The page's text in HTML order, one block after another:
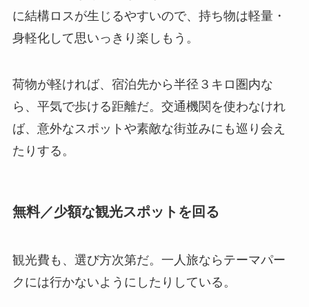
に結構ロスが生じるやすいので、持ち物は軽量・
身軽化して思いっきり楽しもう。
荷物が軽ければ、宿泊先から半径３キロ圏内な
ら、平気で歩ける距離だ。交通機関を使わなけれ
ば、意外なスポットや素敵な街並みにも巡り会え
たりする。
無料／少額な観光スポットを回る
観光費も、選び方次第だ。一人旅ならテーマパー
クには行かないようにしたりしている。